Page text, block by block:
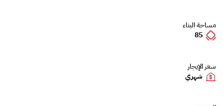
مساحة البناء
85
سعر الإيجار
شهري